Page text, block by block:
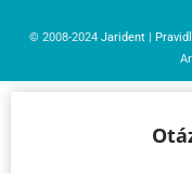
© 2008-2024 Jarident |